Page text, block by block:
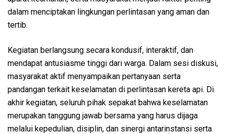
dalam menciptakan lingkungan perlintasan yang aman dan
tertib.
Kegiatan berlangsung secara kondusif, interaktif, dan
mendapat antusiasme tinggi dari warga. Dalam sesi diskusi,
masyarakat aktif menyampaikan pertanyaan serta
pandangan terkait keselamatan di perlintasan kereta api. Di
akhir kegiatan, seluruh pihak sepakat bahwa keselamatan
merupakan tanggung jawab bersama yang harus dijaga
melalui kepedulian, disiplin, dan sinergi antarinstansi serta